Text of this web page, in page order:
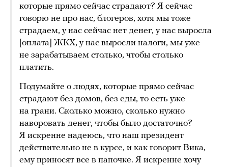
которые прямо сейчас страдают? Я сейчас
говорю не про нас, блогеров, хотя мы тоже
страдаем, у нас сейчас нет денег, у нас выросла
[оплата] ЖКХ, у нас выросли налоги, мы уже
не зарабатываем столько, чтобы столько
платить.
Подумайте о людях, которые прямо сейчас
страдают без домов, без еды, то есть уже
на грани. Сколько можно, сколько нужно
наворовать денег, чтобы было достаточно?
Я искренне надеюсь, что наш президент
действительно не в курсе, и как говорит Вика,
ему приносят все в папочке. Я искренне хочу